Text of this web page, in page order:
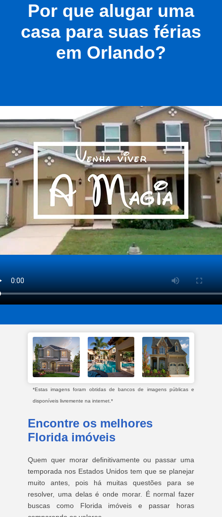
Por que alugar uma
casa para suas férias
em Orlando?
*Estas imagens foram obtidas de bancos de imagens públicas e
disponíveis livremente na internet.*
Encontre os melhores
Florida imóveis
Quem quer morar definitivamente ou passar uma
temporada nos Estados Unidos tem que se planejar
muito antes, pois há muitas questões para se
resolver, uma delas é onde morar. É normal fazer
buscas como Florida imóveis e passar horas